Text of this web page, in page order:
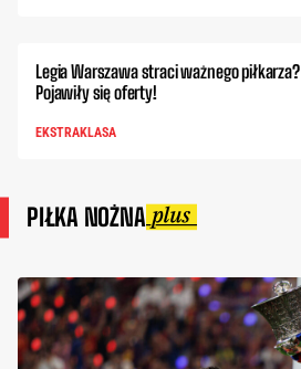
Legia Warszawa straci ważnego piłkarza?
Pojawiły się oferty!
EKSTRAKLASA
PIŁKA NOŻNA